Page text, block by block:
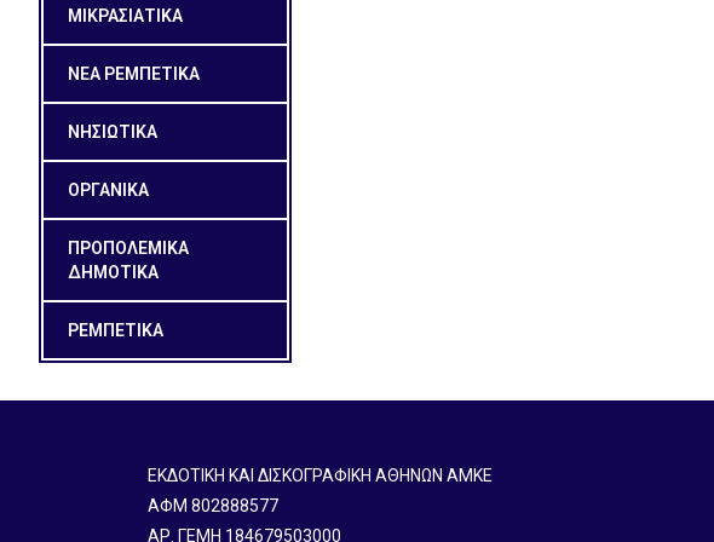
ΜΙΚΡΑΣΙΑΤΙΚΑ
ΝΕΑ ΡΕΜΠΕΤΙΚΑ
ΝΗΣΙΩΤΙΚΑ
ΟΡΓΑΝΙΚΑ
ΠΡΟΠΟΛΕΜΙΚΑ
ΔΗΜΟΤΙΚΑ
ΡΕΜΠΕΤΙΚΑ
ΕΚΔΟΤΙΚΗ ΚΑΙ ΔΙΣΚΟΓΡΑΦΙΚΗ ΑΘΗΝΩΝ ΑΜΚΕ
ΑΦΜ 802888577
ΑΡ. ΓΕΜΗ 184679503000